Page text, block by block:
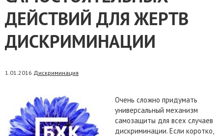
ДЕЙСТВИЙ ДЛЯ ЖЕРТВ
ДИСКРИМИНАЦИИ
1.01.2016 Дискриминация
Очень сложно придумать
универсальный механизм
самозащиты для всех случаев
дискриминации. Если коротко,